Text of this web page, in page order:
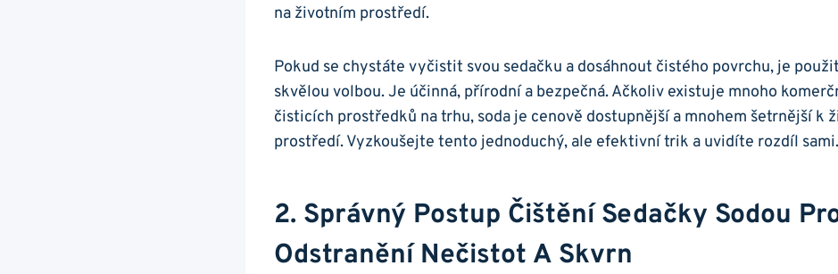
na životním prostředí.
Pokud se chystáte vyčistit svou sedačku a dosáhnout čistého povrchu, je
skvělou volbou. Je účinná, přírodní a bezpečná. Ačkoliv existuje mnoho
čisticích prostředků na trhu, soda je cenově dostupnější a mnohem šetrnější k
prostředí. Vyzkoušejte tento jednoduchý, ale efektivní trik a uvidíte rozdíl sami.
2. Správný Postup Čištění Sedačky Sodou
Odstranění Nečistot A Skvrn